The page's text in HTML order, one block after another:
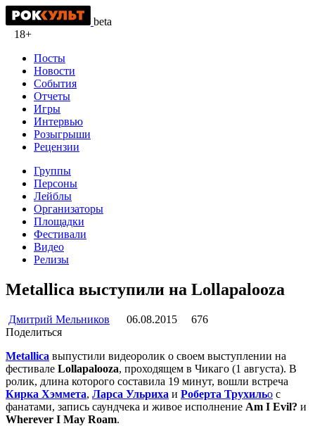
beta
18+
Посты
Новости
События
Отчеты
Игры
Интервью
Розыгрыши
Рецензии
Группы
Персоны
Лейблы
Организаторы
Площадки
Фестивали
Видео
Релизы
Metallica выступили на Lollapalooza
Дмитрий Мельников 06.08.2015
676
Поделиться
Metallica выпустили видеоролик о своем выступлении на
фестивале Lollapalooza, проходящем в Чикаго (1 августа). В
ролик, длина которого составила 19 минут, вошли встреча
Кирка Хэммета, Ларса Ульриха и Роберта Трухильо с
фанатами, запись саундчека и живое исполнение Am I Evil? и
Wherever I May Roam.